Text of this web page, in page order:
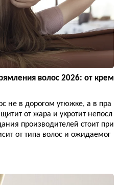
волос 2026: от крем
не в дорогом утюжке, а в пра
от жара и укротит непосл
производителей стоит при
от типа волос и ожидаемог